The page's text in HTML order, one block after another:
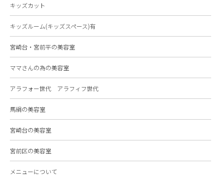
キッズカット
キッズルーム(キッズスペース)有
宮崎台・宮前平の美容室
ママさんの為の美容室
アラフォー世代 アラフィフ世代
馬絹の美容室
宮崎台の美容室
宮前区の美容室
メニューについて